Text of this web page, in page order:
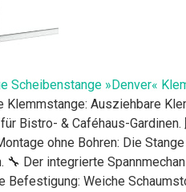
Scheibenstange »Denver«
Klemmstange: Ausziehbare
Bistro- & Caféhaus-
ohne Bohren: Die
🔧 Der integrierte
Befestigung: Weiche